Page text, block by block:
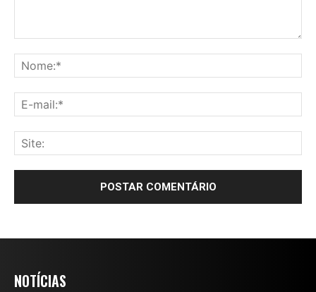
NOTÍCIAS